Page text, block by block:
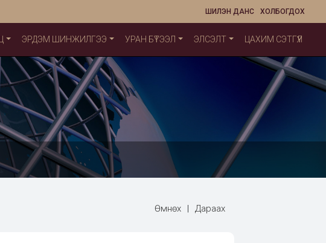
ХОЛБОГДОХ
ШИЛЭН ДАНС
ЭРДЭМ ШИНЖИЛГЭЭ УРАН БҮТЭЭЛ ЭЛСЭЛТ ЦАХИМ СЭТГҮҮЛ
Өмнөх | Дараах